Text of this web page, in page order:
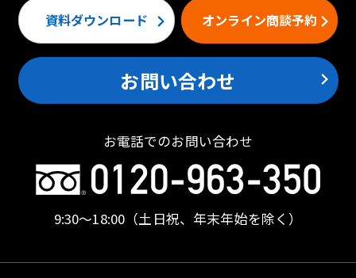
資料ダウンロード オンライン商談予約
お問い合わせ
お電話でのお問い合わせ
9:30〜18:00 （土日祝、年末年始を除く）